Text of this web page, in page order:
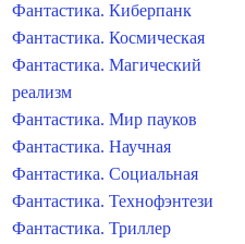
Фантастика. Киберпанк
Фантастика. Космическая
Фантастика. Магический
реализм
Фантастика. Мир пауков
Фантастика. Научная
Фантастика. Социальная
Фантастика. Технофэнтези
Фантастика. Триллер